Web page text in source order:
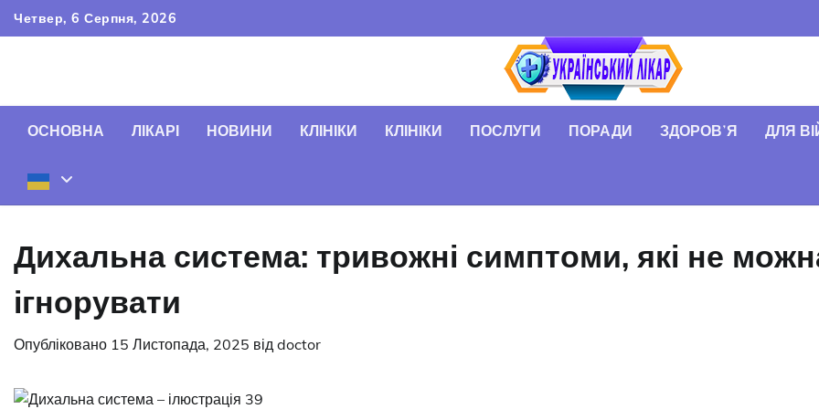
Перейти
до
Четвер, 6 Серпня, 2026
ОСНОВНА ЛІКАРІ НОВИНИ КЛІНІКИ КЛІНІКИ ПОСЛУГИ ПОРАДИ ЗДОРОВʼЯ ДЛЯ
Дихальна система: тривожні симптоми, які не
ігнорувати
Опубліковано 15 Листопада, 2025 від doctor